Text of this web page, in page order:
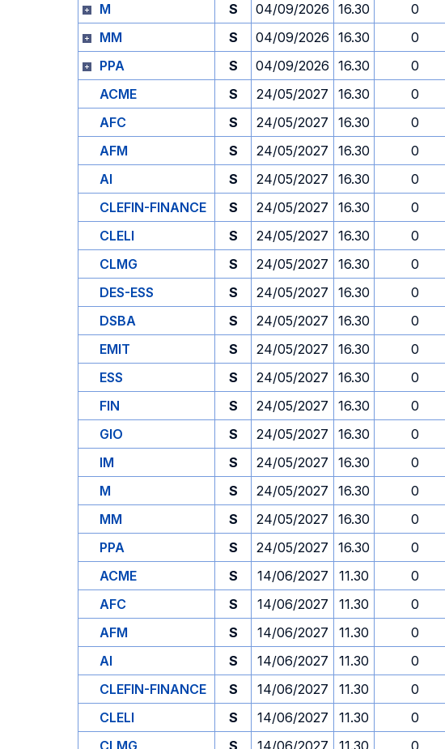
M
S 04/09/2026 16.30 0
MM
S 04/09/2026 16.30 0
PPA
S 04/09/2026 16.30 0
ACME
S 24/05/2027 16.30 0
AFC
S 24/05/2027 16.30 0
AFM
S 24/05/2027 16.30 0
AI
S 24/05/2027 16.30 0
CLEFIN-FINANCE
S 24/05/2027 16.30 0
CLELI
S 24/05/2027 16.30 0
CLMG
S 24/05/2027 16.30 0
DES-ESS
S 24/05/2027 16.30 0
DSBA
S 24/05/2027 16.30 0
EMIT
S 24/05/2027 16.30 0
ESS
S 24/05/2027 16.30 0
FIN
S 24/05/2027 16.30 0
GIO
S 24/05/2027 16.30 0
IM
S 24/05/2027 16.30 0
M
S 24/05/2027 16.30 0
MM
S 24/05/2027 16.30 0
PPA
S 24/05/2027 16.30 0
ACME
S 14/06/2027 11.30 0
AFC
S 14/06/2027 11.30 0
AFM
S 14/06/2027 11.30 0
AI
S 14/06/2027 11.30 0
CLEFIN-FINANCE
S 14/06/2027 11.30 0
CLELI
S 14/06/2027 11.30 0
CLMG
S 14/06/2027 11.30 0